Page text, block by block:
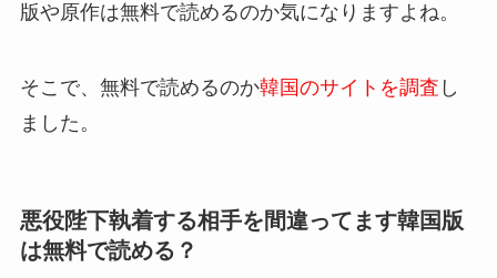
版や原作は無料で読めるのか気になりますよね。
そこで、無料で読めるのか韓国のサイトを調査 し
ました。
悪役陛下執着する相手を間違ってます韓国版
は無料で読める？